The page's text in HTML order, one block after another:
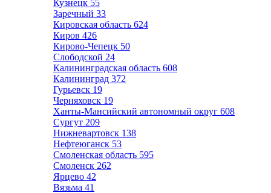
Кузнецк 55
Заречный 33
Кировская область 624
Киров 426
Кирово-Чепецк 50
Слободской 24
Калининградская область 608
Калининград 372
Гурьевск 19
Черняховск 19
Ханты-Мансийский автономный округ 608
Сургут 209
Нижневартовск 138
Нефтеюганск 53
Смоленская область 595
Смоленск 262
Ярцево 42
Вязьма 41